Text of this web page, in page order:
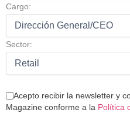
Cargo:
Sector:
Acepto recibir la newsletter y
Magazine conforme a la Política